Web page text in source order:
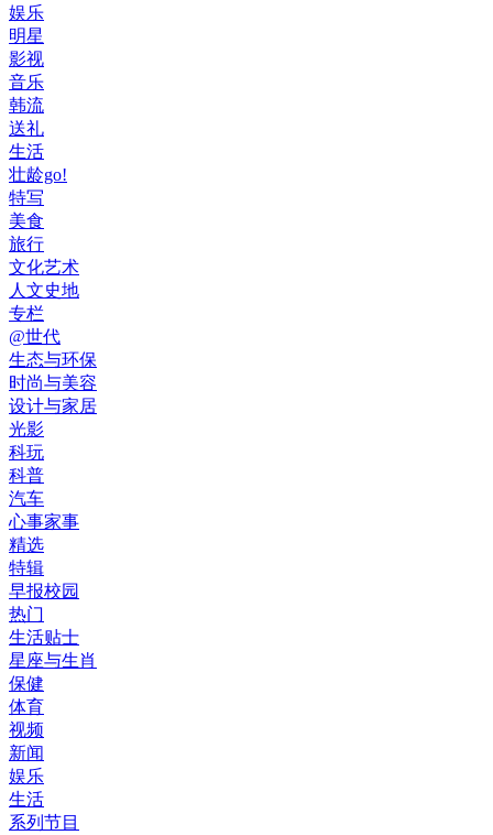
娱乐
明星
影视
音乐
韩流
送礼
生活
壮龄go!
特写
美食
旅行
文化艺术
人文史地
专栏
@世代
生态与环保
时尚与美容
设计与家居
光影
科玩
科普
汽车
心事家事
精选
特辑
早报校园
热门
生活贴士
星座与生肖
保健
体育
视频
新闻
娱乐
生活
系列节目